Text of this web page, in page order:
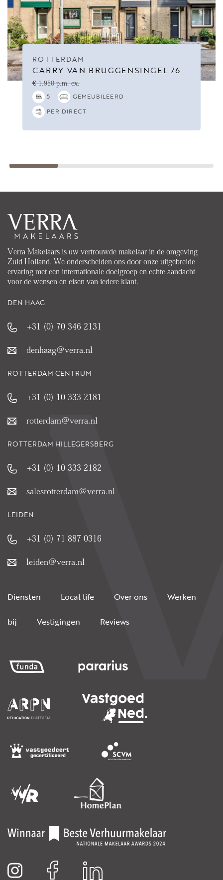
ROTTERDAM
CARRY VAN BRUGGENSINGEL 76
€ 1.950 p.m. ex.
5
GEMEUBILEERD
PER DIRECT
Verra Makelaars is uw vertrouwde makelaar in de omgeving
Zuid Holland. We onderscheiden ons door onze uitgebreide
ervaring met een internationale doelgroep en echte aandacht
voor de wensen en eisen van iedere klant.
DEN HAAG
+31 (0) 70 346 2131
denhaag@verra.nl
ROTTERDAM CENTRUM
+31 (0) 10 333 2181
rotterdam@verra.nl
ROTTERDAM HILLEGERSBERG
+31 (0) 10 333 2182
salesrotterdam@verra.nl
LEIDEN
+31 (0) 71 887 0316
leiden@verra.nl
Diensten Local life Over ons Werken
bij Vestigingen Reviews